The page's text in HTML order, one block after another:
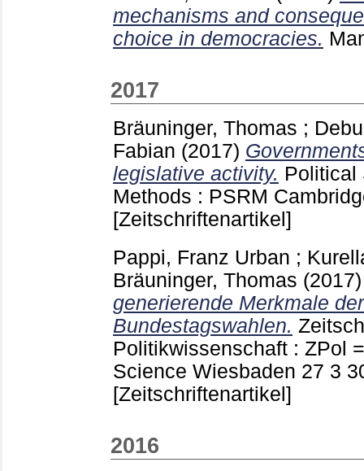
mechanisms and
choice in democracies.
2017
Bräuninger, Thomas ;
Fabian (2017)
legislative activity. Political
Methods : PSRM
[Zeitschriftenartikel]
Pappi, Franz Urban ;
Bräuninger, Thomas
generierende Merkmale
Bundestagswahlen.
Politikwissenschaft : ZPol
Science Wiesbaden 27 3
[Zeitschriftenartikel]
2016